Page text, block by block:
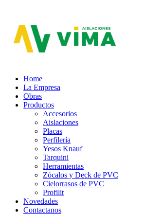
Home
La Empresa
Obras
Productos
Accesorios
Aislaciones
Placas
Perfilería
Yesos Knauf
Tarquini
Herramientas
Zócalos y Deck de PVC
Cielorrasos de PVC
Profilit
Novedades
Contactanos